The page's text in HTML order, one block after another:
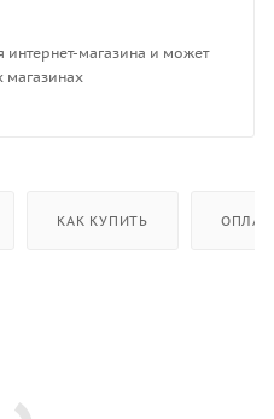
интернет-магазина и может
магазинах
КАК КУПИТЬ